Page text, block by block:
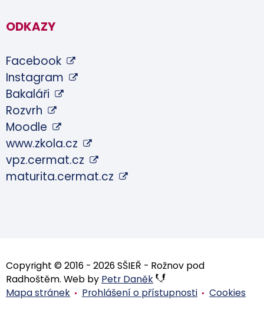
ODKAZY
Facebook
Instagram
Bakaláři
Rozvrh
Moodle
www.zkola.cz
vpz.cermat.cz
maturita.cermat.cz
Copyright © 2016 - 2026 SŠIEŘ - Rožnov pod
Radhoštěm. Web by Petr Daněk
Mapa stránek
Prohlášení o přístupnosti Cookies